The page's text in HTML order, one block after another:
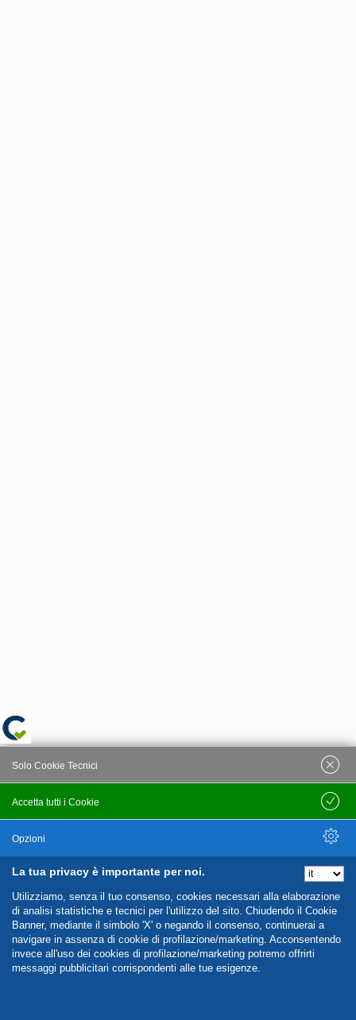
La tua privacy è importante per noi.
Utilizziamo, senza il tuo consenso, cookies necessari alla elaborazione
di analisi statistiche e tecnici per l'utilizzo del sito. Chiudendo il Cookie
Banner, mediante il simbolo 'X' o negando il consenso, continuerai a
navigare in assenza di cookie di profilazione/marketing. Acconsentendo
invece all'uso dei cookies di profilazione/marketing potremo offrirti
messaggi pubblicitari corrispondenti alle tue esigenze.
Accetta tutti i Cookie
Solo Cookie Tecnici
Salva
Opzioni
Nascondi Opzioni